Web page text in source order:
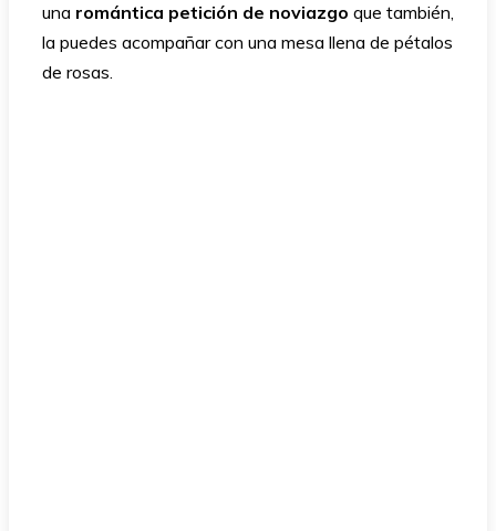
una romántica petición de noviazgo que también,
la puedes acompañar con una mesa llena de pétalos
de rosas.